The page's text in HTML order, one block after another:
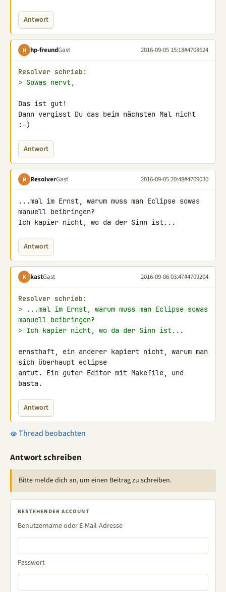
Antwort
H hp-freundGast 2016-09-05 15:18#4708624
Resolver schrieb:
> Sowas nervt,
Das ist gut!
Dann vergisst Du das beim nächsten Mal nicht
:-)
Antwort
R ResolverGast 2016-09-05 20:48#4709030
...mal im Ernst, warum muss man Eclipse sowas
manuell beibringen?
Ich kapier nicht, wo da der Sinn ist...
Antwort
K kastGast 2016-09-06 03:47#4709204
Resolver schrieb:
> ...mal im Ernst, warum muss man Eclipse sowas
manuell beibringen?
> Ich kapier nicht, wo da der Sinn ist...
ernsthaft, ein anderer kapiert nicht, warum man
sich überhaupt eclipse
antut. Ein guter Editor mit Makefile, und
basta.
Antwort
Thread beobachten
Antwort schreiben
Bitte melde dich an, um einen Beitrag zu schreiben.
BESTEHENDER ACCOUNT
Benutzername oder E-Mail-Adresse
Passwort